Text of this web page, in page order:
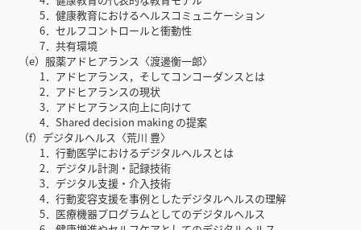
5．健康教育におけるヘルスコミュニケーション
6．セルフコントロールと衝動性
7．共有環境
（e）服薬アドヒアランス〈渡邊衡一郎〉
1．アドヒアランス，そしてコンコーダンスとは
2．アドヒアランスの現状
3．アドヒアランス向上に向けて
4．Shared decision making の提案
（f）デジタルヘルス〈荒川 豊〉
1．行動医学におけるデジタルヘルスとは
2．デジタル計測・記録技術
3．デジタル支援・介入技術
4．行動変容支援を事例としたデジタルヘルスの理解
5．医療機器プログラムとしてのデジタルヘルス